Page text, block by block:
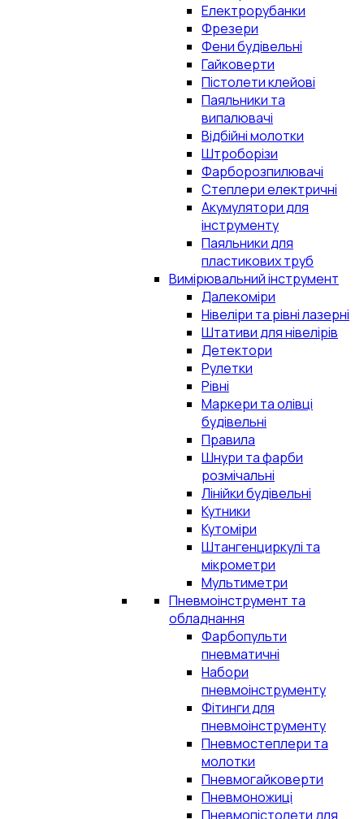
Електрорубанки
Фрезери
Фени будівельні
Гайковерти
Пістолети клейові
Паяльники та
випалювачі
Відбійні молотки
Штроборізи
Фарборозпилювачі
Степлери електричні
Акумулятори для
інструменту
Паяльники для
пластикових труб
Вимірювальний інструмент
Далекоміри
Нівеліри та рівні лазерні
Штативи для нівелірів
Детектори
Рулетки
Рівні
Маркери та олівці
будівельні
Правила
Шнури та фарби
розмічальні
Лінійки будівельні
Кутники
Кутоміри
Штангенциркулі та
мікрометри
Мультиметри
Пневмоінструмент та
обладнання
Фарбопульти
пневматичні
Набори
пневмоінструменту
Фітинги для
пневмоінструменту
Пневмостеплери та
молотки
Пневмогайковерти
Пневмоножиці
Пневмопістолети для